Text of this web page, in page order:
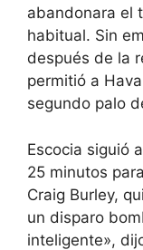
abandonara el
habitual. Sin
después de la
permitió a
segundo palo
Escocia siguió
25 minutos
Craig Burley,
un disparo
inteligente»,